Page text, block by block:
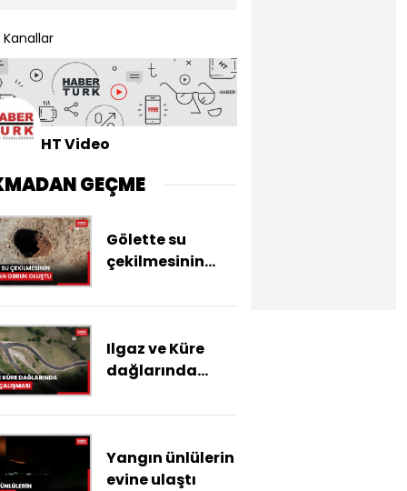
HT Video
GEÇME
Gölette su
çekilmesinin
oluştu
Ilgaz ve Küre
dağlarında
Yangın ünlülerin
evine ulaştı